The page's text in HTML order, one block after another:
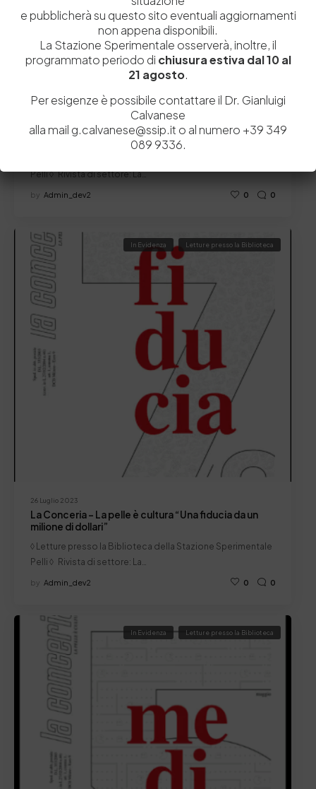
11 Ottobre 2023
La Conceria – La pelle è cultura “Comunicazione”
Pelli ◊ Rivista di settore: La…
by Admin_dev2 0 0
26 Luglio 2023
In Evidenza Letture presso la Biblioteca
La Conceria – La pelle è cultura “Una fiducia da un
milione di dollari”
◊ Letture presso la Biblioteca della Stazione Sperimentale
Pelli ◊ Rivista di settore: La…
by Admin_dev2 0 0
In Evidenza Letture presso la Biblioteca
e pubblicherà su questo sito eventuali aggiornamenti
non appena disponibili.
La Stazione Sperimentale osserverà, inoltre, il
programmato periodo di chiusura estiva dal 10 al
21 agosto.
Per esigenze è possibile contattare il Dr. Gianluigi
Calvanese
alla mail g.calvanese@ssip.it o al numero +39 349
089 9336.